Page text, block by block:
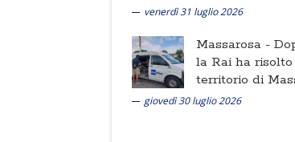
venerdì 31 luglio 2026
Massarosa -
la Rai ha
territorio di
giovedì 30 luglio 2026